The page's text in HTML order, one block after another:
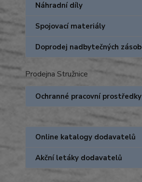
Náhradní díly
Spojovací materiály
Doprodej nadbytečných zásob
Prodejna Stružnice
Ochranné pracovní prostředky
Online katalogy dodavatelů
Akční letáky dodavatelů